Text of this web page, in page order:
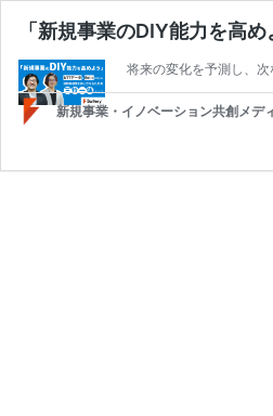
「新規事業のDIY能力を高
将来の変化を予測し、
新規事業・イノベーション共創メデ